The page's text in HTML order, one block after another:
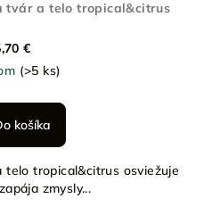
tvár a telo tropical&citrus
€
(>5 ks)
košíka
telo tropical&citrus osviežuje
zmysly...